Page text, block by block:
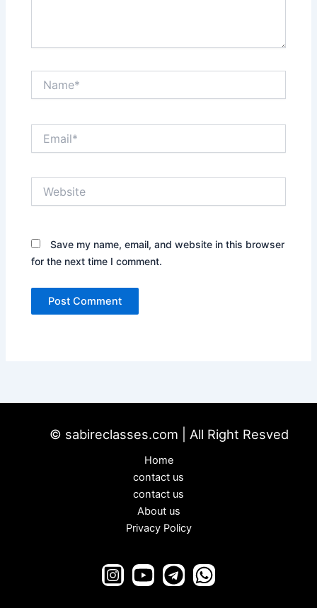
Save my name, email, and website in this browser
for the next time I comment.
© sabireclasses.com | All Right Resved
Home
contact us
contact us
About us
Privacy Policy